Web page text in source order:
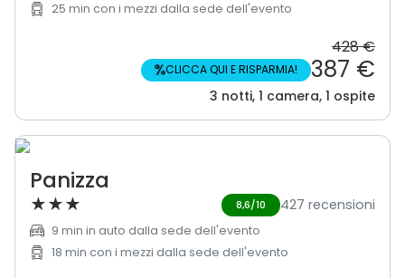
25 min con i mezzi dalla sede dell'evento
428 €
%CLICCA QUI E RISPARMIA! 387 €
3 notti, 1 camera, 1 ospite
Panizza
★★★ 8,6/10 427 recensioni
9 min in auto dalla sede dell'evento
18 min con i mezzi dalla sede dell'evento